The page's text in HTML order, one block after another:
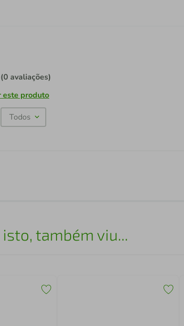
(0 avaliações)
este produto
Todos
também viu...